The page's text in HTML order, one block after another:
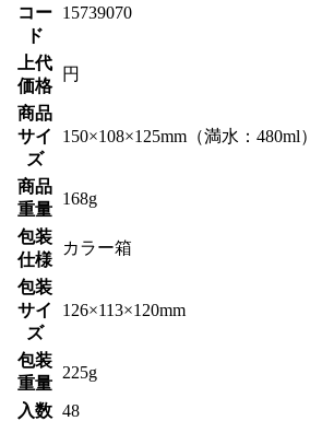
コー
ド
15739070
上代
価格
円
商品
サイ
ズ
150×108×125mm（満水：480ml）
商品
重量
168g
包装
仕様
カラー箱
包装
サイ
ズ
126×113×120mm
包装
重量
225g
入数 48